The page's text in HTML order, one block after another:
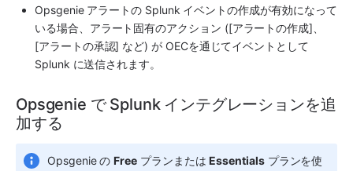
Opsgenie アラートの Splunk イベントの作成が有効になって
いる場合、アラート固有のアクション ([アラートの作成]、
Splunk に送信されます。
Opsgenie で Splunk インテグレーションを追
加する
Opsgenie の Free プランまたは Essentials プランを使